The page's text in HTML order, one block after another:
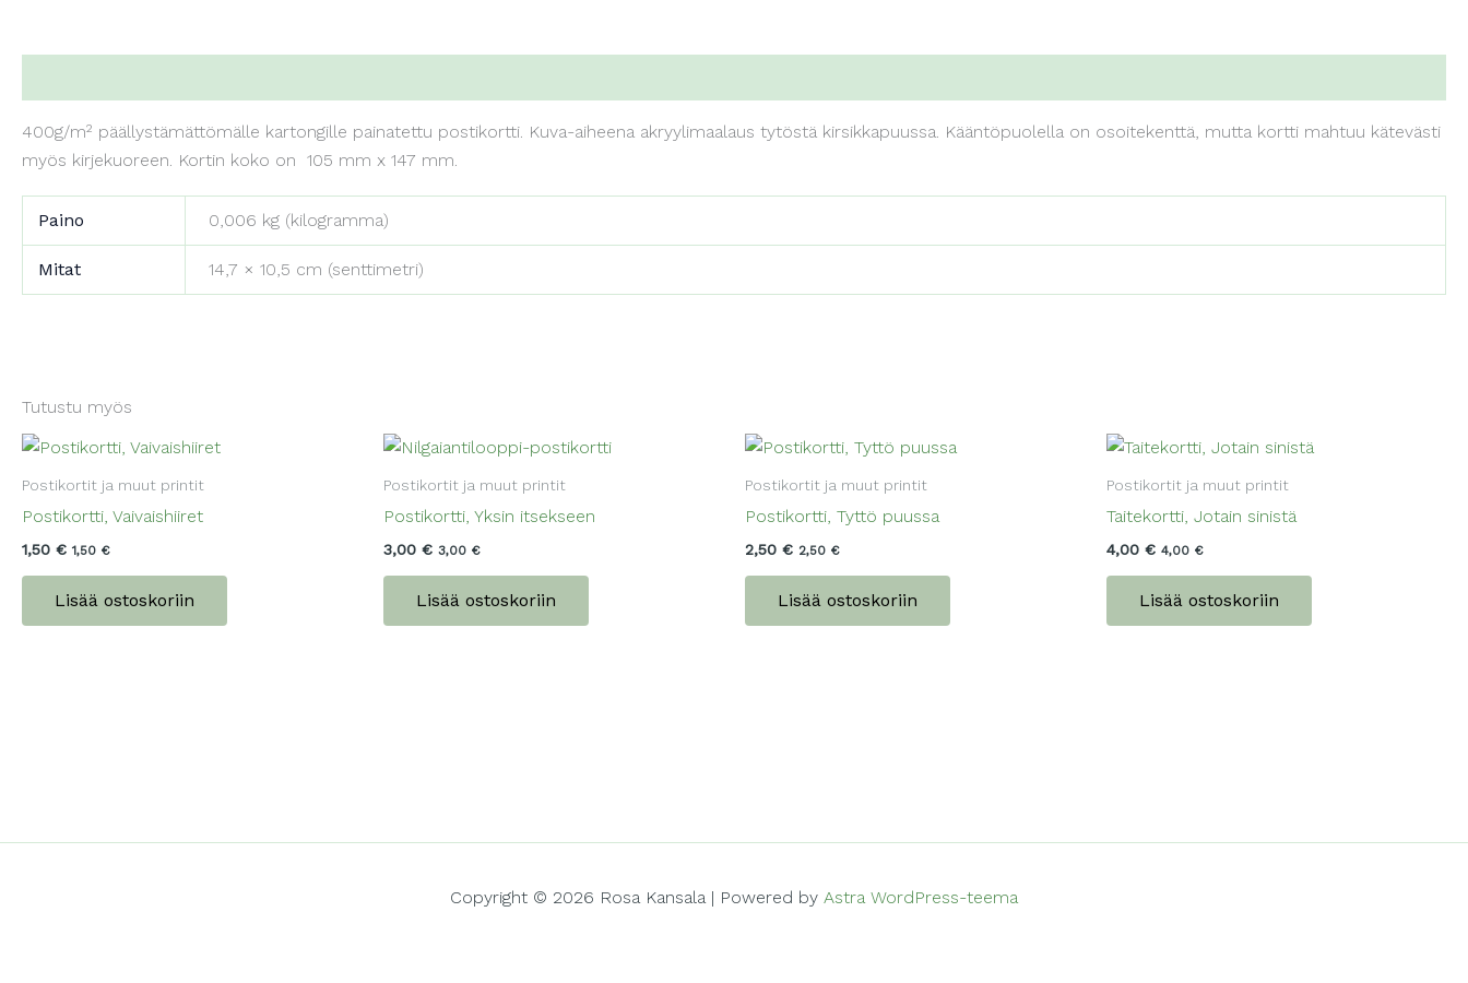
400g/m² päällystämättömälle kartongille painatettu postikortti. Kuva-aiheena akryylimaalaus tytöstä kirsikkapuussa. Kääntöpuolella on osoitekenttä, mutta kortti mahtuu kätevästi
myös kirjekuoreen. Kortin koko on 105 mm x 147 mm.
Paino 0,006 kg (kilogramma)
Mitat 14,7 × 10,5 cm (senttimetri)
Tutustu myös
Postikortit ja muut printit
Postikortti, Vaivaishiiret
1,50 € 1,50 €
Lisää ostoskoriin
Postikortit ja muut printit
Postikortti, Yksin itsekseen
3,00 € 3,00 €
Lisää ostoskoriin
Postikortit ja muut printit
Postikortti, Tyttö puussa
2,50 € 2,50 €
Lisää ostoskoriin
Postikortit ja muut printit
Taitekortti, Jotain sinistä
4,00 € 4,00 €
Lisää ostoskoriin
Copyright © 2026 Rosa Kansala | Powered by Astra WordPress-teema